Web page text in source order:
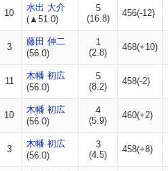
10
水出 大介
(▲51.0)
5
(16.8)
456(-12)
3
藤田 伸二
(56.0)
1
(2.8)
468(+10)
11
木幡 初広
(56.0)
5
(8.2)
458(-2)
10
木幡 初広
(56.0)
4
(5.9)
460(+2)
3
木幡 初広
(56.0)
3
(4.5)
458(+8)